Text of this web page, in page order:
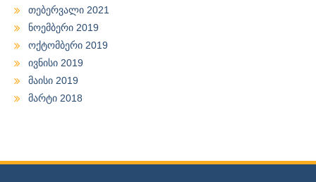
თებერვალი 2021
ნოემბერი 2019
ოქტომბერი 2019
ივნისი 2019
მაისი 2019
მარტი 2018